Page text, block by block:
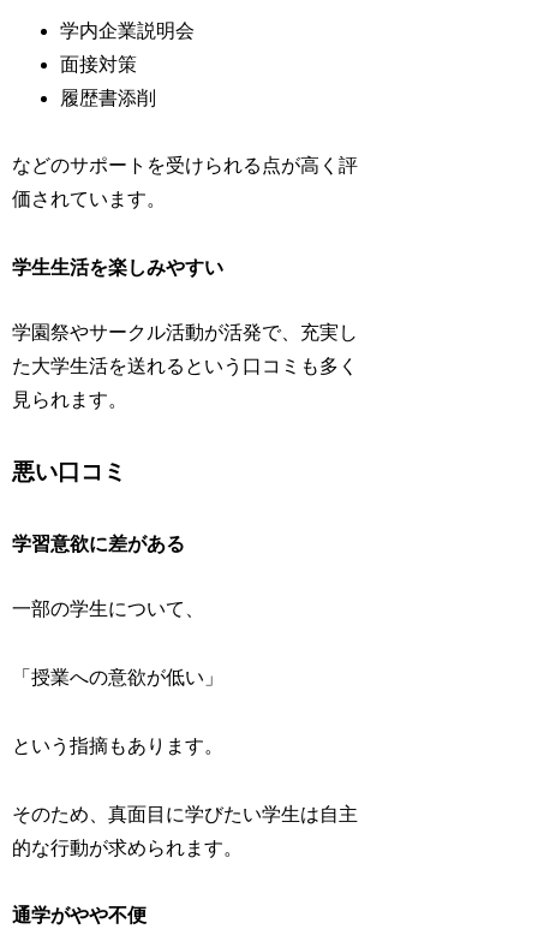
学内企業説明会
面接対策
履歴書添削
などのサポートを受けられる点が高く評
価されています。
学生生活を楽しみやすい
学園祭やサークル活動が活発で、充実し
た大学生活を送れるという口コミも多く
見られます。
悪い口コミ
学習意欲に差がある
一部の学生について、
「授業への意欲が低い」
という指摘もあります。
そのため、真面目に学びたい学生は自主
的な行動が求められます。
通学がやや不便